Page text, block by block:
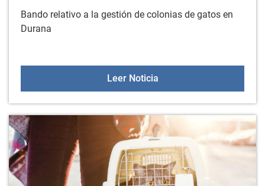
Bando relativo a la gestión de colonias de gatos en
Durana
Leer NoticiaCOLONIAS DE GATOS